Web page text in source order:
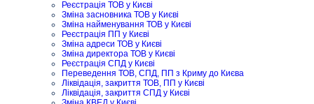
Реєстрація ТОВ у Києві
Зміна засновника ТОВ у Києві
Зміна найменування ТОВ у Києві
Реєстрація ПП у Києві
Зміна адреси ТОВ у Києві
Зміна директора ТОВ у Києві
Реєстрація СПД у Києві
Переведення ТОВ, СПД, ПП з Криму до Києва
Ліквідація, закриття ТОВ, ПП у Києві
Ліквідація, закриття СПД у Києві